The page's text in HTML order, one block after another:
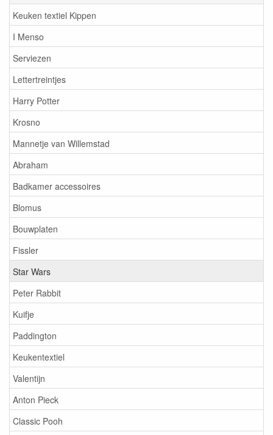
Keuken textiel Kippen
I Menso
Serviezen
Lettertreintjes
Harry Potter
Krosno
Mannetje van Willemstad
Abraham
Badkamer accessoires
Blomus
Bouwplaten
Fissler
Star Wars
Peter Rabbit
Kuifje
Paddington
Keukentextiel
Valentijn
Anton Pieck
Classic Pooh